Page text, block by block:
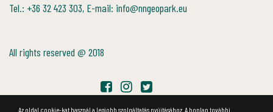
Tel.: +36 32 423 303, E-mail: info@nngeopark.eu
All rights reserved @ 2018
Az oldal cookie-kat használ a legjobb szolgáltatás nyújtásához. A honlap további